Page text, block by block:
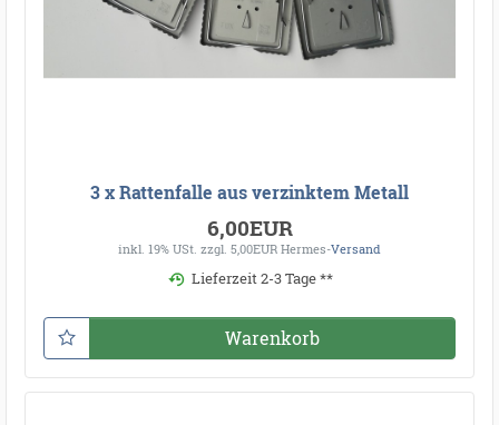
3 x Rattenfalle aus verzinktem Metall
6,00EUR
inkl. 19% USt. zzgl. 5,00EUR Hermes-Versand
Lieferzeit 2-3 Tage **
Warenkorb